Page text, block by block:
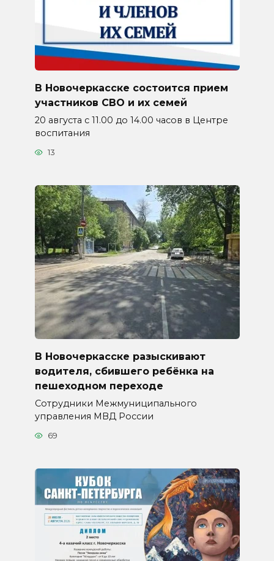
В Новочеркасске состоится прием
участников СВО и их семей
20 августа с 11.00 до 14.00 часов в Центре
воспитания
13
В Новочеркасске разыскивают
водителя, сбившего ребёнка на
пешеходном переходе
Сотрудники Межмуниципального
управления МВД России
69